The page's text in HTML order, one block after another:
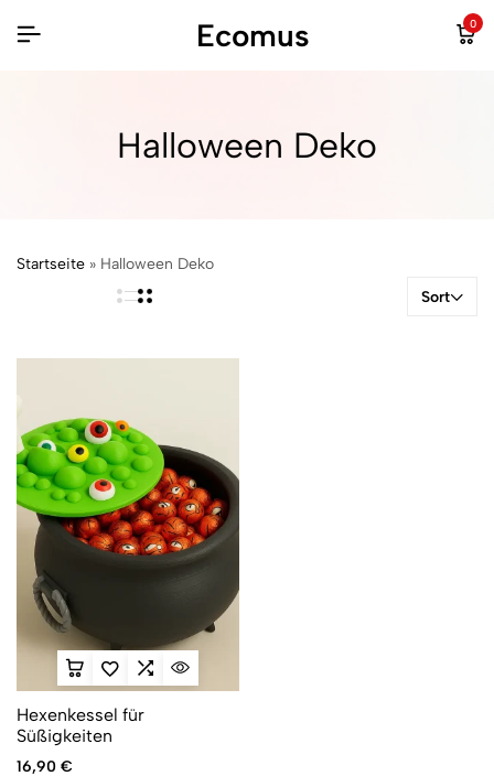
Ecomus 0
Halloween Deko
Startseite » Halloween Deko
Sort
Hexenkessel für
Süßigkeiten
16,90 €